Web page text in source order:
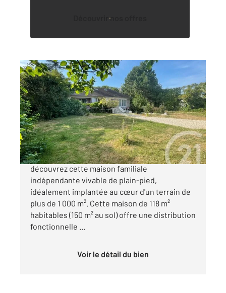
Découvrir nos offres
MARGNY LES COMPIEGNE 60
118,19 m2, 6 pièces
Ref : 17876
Maison à vendre
286 000 €
Margny-Lès-Compiègne En retrait de rue,
découvrez cette maison familiale
indépendante vivable de plain-pied,
idéalement implantée au cœur d'un terrain de
plus de 1 000 m². Cette maison de 118 m²
habitables (150 m² au sol) offre une distribution
fonctionnelle ...
Voir le détail du bien